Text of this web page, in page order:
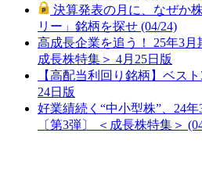
決算発表の月に、なぜか
リー」銘柄を探せ (04/24)
高成長企業を追う！ 25年3月
成長株特集＞ 4月25日版
【高配当利回り銘柄】ベ
24日版
好業績続く“中小型株”、24
〔第3弾〕 ＜成長株特集＞